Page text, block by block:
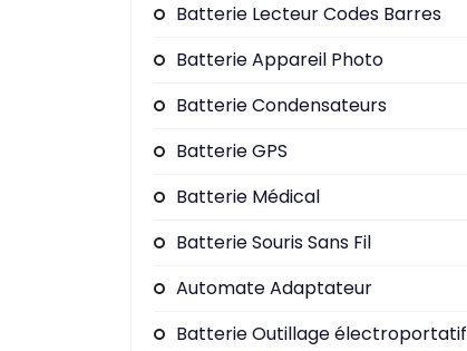
Batterie Lecteur Codes Barres
Batterie Appareil Photo
Batterie Condensateurs
Batterie GPS
Batterie Médical
Batterie Souris Sans Fil
Automate Adaptateur
Batterie Outillage électroportatif